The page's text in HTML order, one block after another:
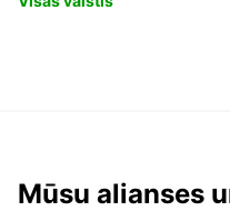
Mūsu alianses